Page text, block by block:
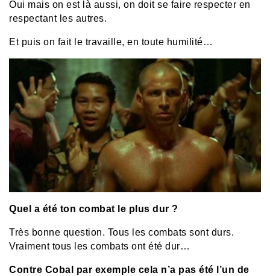
Oui mais on est là aussi, on doit se faire respecter en
respectant les autres.
Et puis on fait le travaille, en toute humilité…
Quel a été ton combat le plus dur ?
Très bonne question. Tous les combats sont durs.
Vraiment tous les combats ont été dur…
Contre Cobal par exemple cela n’a pas été l’un de